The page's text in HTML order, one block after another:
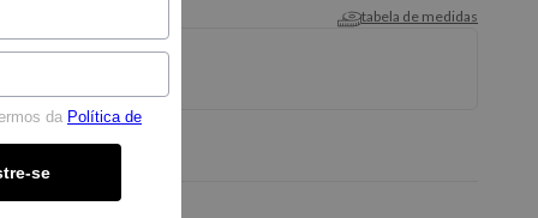
tabela de medidas
da Política de
se